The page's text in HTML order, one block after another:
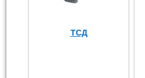
ТСД